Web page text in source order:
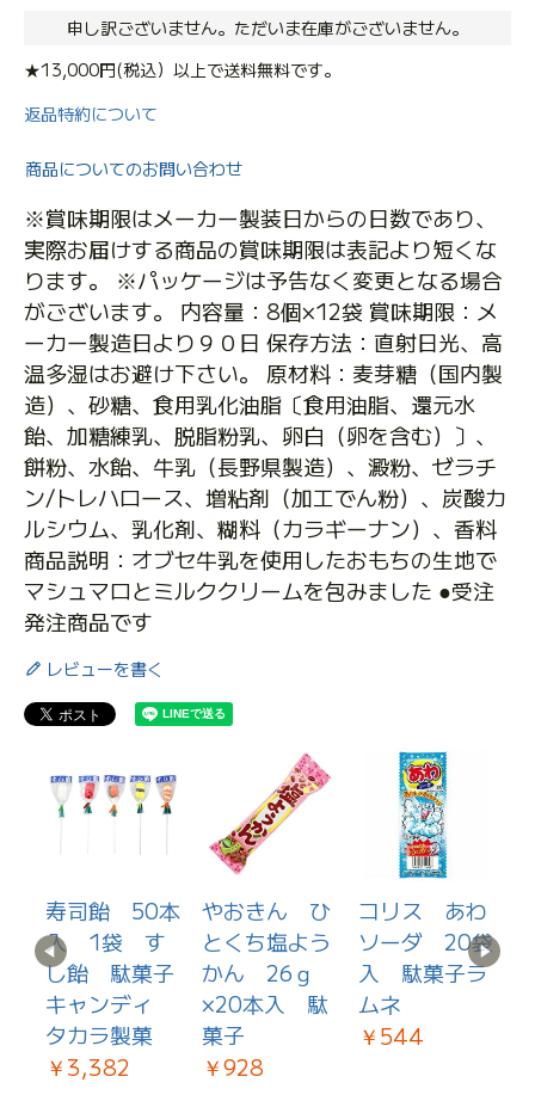
申し訳ございません。ただいま在庫がございません。
★13,000円(税込）以上で送料無料です。
返品特約について
商品についてのお問い合わせ
※賞味期限はメーカー製装日からの日数であり、
実際お届けする商品の賞味期限は表記より短くな
ります。 ※パッケージは予告なく変更となる場合
がございます。 内容量：8個×12袋 賞味期限：メ
ーカー製造日より９０日 保存方法：直射日光、高
温多湿はお避け下さい。 原材料：麦芽糖（国内製
造）、砂糖、食用乳化油脂〔食用油脂、還元水
飴、加糖練乳、脱脂粉乳、卵白（卵を含む）〕、
餅粉、水飴、牛乳（長野県製造）、澱粉、ゼラチ
ン/トレハロース、増粘剤（加工でん粉）、炭酸カ
ルシウム、乳化剤、糊料（カラギーナン）、香料
商品説明：オブセ牛乳を使用したおもちの生地で
マシュマロとミルククリームを包みました ●受注
発注商品です
レビューを書く
寿司飴 50本
入 1袋 す
し飴 駄菓子
キャンディ
タカラ製菓
￥3,382
やおきん ひ
とくち塩よう
かん 26ｇ
×20本入 駄
菓子
￥928
コリス あわ
ソーダ 20袋
入 駄菓子ラ
ムネ
￥544